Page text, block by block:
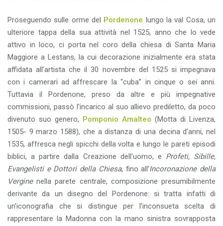
Proseguendo sulle orme del Pordenone lungo la val Cosa, un
ulteriore tappa della sua attività nel 1525, anno che lo vede
attivo in loco, ci porta nel coro della chiesa di Santa Maria
Maggiore a Lestans, la cui decorazione inizialmente era stata
affidata all’artista che il 30 novembre del 1525 si impegnava
con i camerari ad affrescare la “cuba” in cinque o sei anni.
Tuttavia il Pordenone, preso da altre e più impegnative
commissioni, passò l’incarico al suo allievo prediletto, da poco
divenuto suo genero, Pomponio Amalteo (Motta di Livenza,
1505- 9 marzo 1588), che a distanza di una decina d’anni, nel
1535, affresca negli spicchi della volta e lungo le pareti episodi
biblici, a partire dalla Creazione dell’uomo, e Profeti, Sibille,
Evangelisti e Dottori della Chiesa, fino all’Incoronazione della
Verginenella parete centrale, composizione presumibilmente
derivante da un disegno del Pordenone: si tratta infatti di
un’iconografia che si distingue per l’inconsueta scelta di
rappresentare la Madonna con la mano sinistra sovrapposta